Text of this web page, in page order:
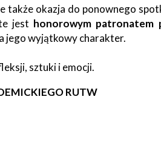
także okazja do ponownego
jest honorowym patronatem
jego wyjątkowy charakter.
sztuki i emocji.
RUTW